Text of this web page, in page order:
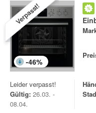
Verpasst!
-46%
Leider verpasst!
Gültig: 26.03. -
08.04.